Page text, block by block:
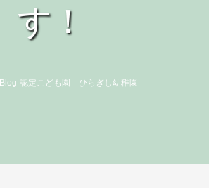
す！
Blog-認定こども園 ひらぎし幼稚園